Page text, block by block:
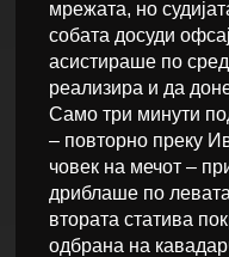
мрежата, но
собата досуди
асистираше по
реализира и да
Само три минути
– повторно преку
човек на мечот –
дриблаше по
втората статива
одбрана на